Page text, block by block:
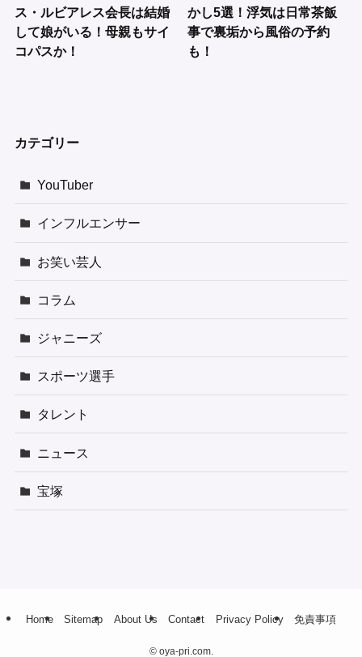
ス・ルビアレス会長は結婚
して娘がいる！母親もサイ
コパスか！
かし5選！浮気は日常茶飯
事で裏垢から風俗の予約
も！
カテゴリー
YouTuber
インフルエンサー
お笑い芸人
コラム
ジャニーズ
スポーツ選手
タレント
ニュース
宝塚
Home Sitemap About Us Contact Privacy Policy 免責事項
©oya-pri.com.